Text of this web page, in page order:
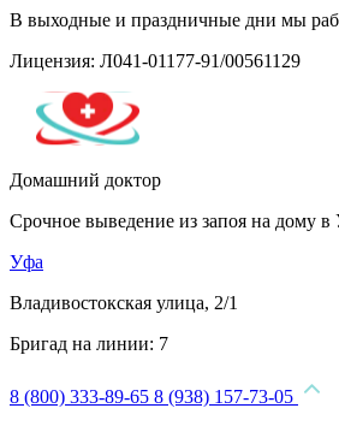
В выходные и праздничные дни мы
Лицензия: Л041-01177-91/00561129
Домашний доктор
Срочное выведение из запоя на дому в
Уфа
Владивостокская улица, 2/1
Бригад на линии: 7
8 (800) 333-89-65 8 (938) 157-73-05